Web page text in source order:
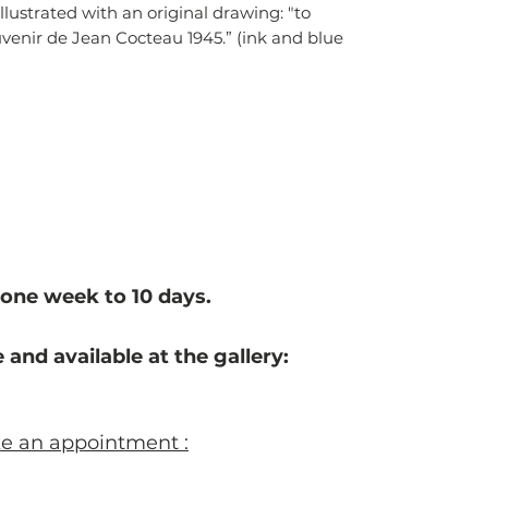
with an original drawing: "to
de Jean Cocteau 1945.” (ink and blue
week to 10 days.
available at the gallery:
an appointment :